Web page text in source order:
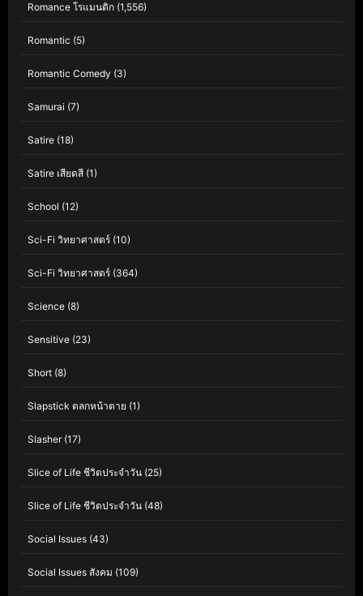
Romance โรแมนติก (1,556)
Romantic (5)
Romantic Comedy (3)
Samurai (7)
Satire (18)
Satire เสียดสี (1)
School (12)
Sci-Fi วิทยาศาสตร์ (10)
Sci-Fi วิทยาศาสตร์ (364)
Science (8)
Sensitive (23)
Short (8)
Slapstick ตลกหน้าตาย (1)
Slasher(17)
Slice of Life ชีวิตประจำวัน (25)
Slice of Life ชีวิตประจำวัน (48)
Social Issues (43)
Social Issues สังคม (109)